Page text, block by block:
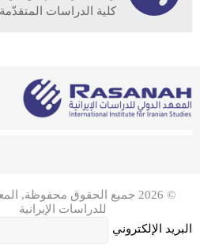
كلية الدراسات
البريد الإلكتروني
© 2026 جميع الحقوق محفوظة,
للدراسات الإيرانية